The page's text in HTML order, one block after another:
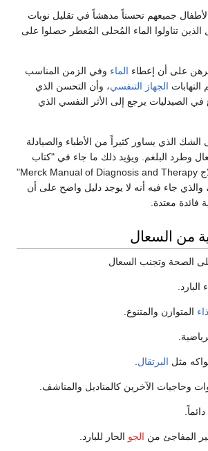
جميعهم تحسناً مدهشاً في تقليل نوبات
الذين تناولوا الماء المُحلى المُعطر حصلوا على
على أن إعطاء الماء وفي الزمن المناسب
الجهاز التنفسي، وأن التحسن الذي
في الصيدليات يرجع إلى الأثر النفسي الذي
الذي يساور كثيراً من الأطباء والصيادلة
وطرد البلغم. ويؤيد ذلك ما جاء في "كتاب
ميرك للتشخيص والعلاج Merck Manual of Diagnosis and Therapy"
والذي جاء فيه أنه لا يوجد دليل واضح على أن
فائدة معتدة.
من السعال
الصحة وتجنب السعال
المتوازن والمتنوع.
البرتقال
الجو الحار للبارد.